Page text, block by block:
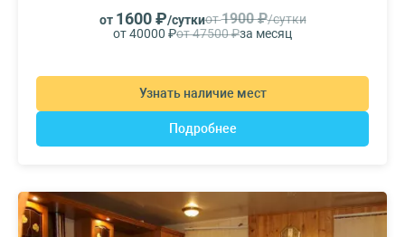
от 1600 ₽/суткиот1900 ₽/сутки
от 40000 ₽от 47500 ₽за месяц
Узнать наличие мест
Подробнее